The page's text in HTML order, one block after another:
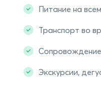
Питание на
Транспорт во
Экскурсии,